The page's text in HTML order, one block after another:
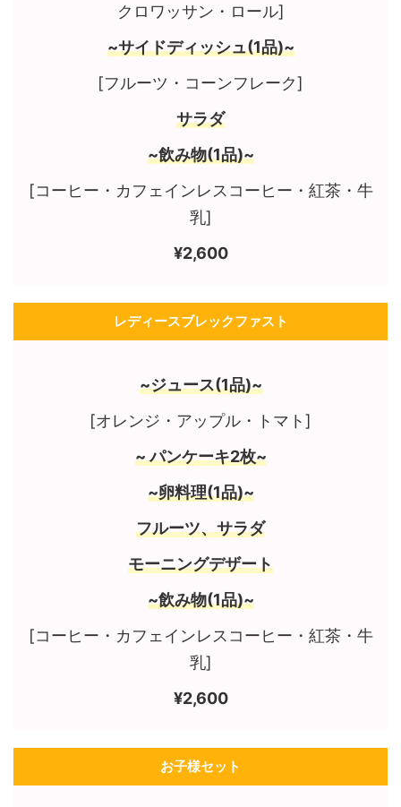
クロワッサン・ロール]
~サイドディッシュ(1品)~
[フルーツ・コーンフレーク]
サラダ
~飲み物(1品)~
[コーヒー・カフェインレスコーヒー・紅茶・牛
乳]
¥2,600
レディースブレックファスト
~ジュース(1品)~
[オレンジ・アップル・トマト]
~ パンケーキ2枚~
~卵料理(1品)~
フルーツ、サラダ
モーニングデザート
~飲み物(1品)~
[コーヒー・カフェインレスコーヒー・紅茶・牛
乳]
¥2,600
お子様セット